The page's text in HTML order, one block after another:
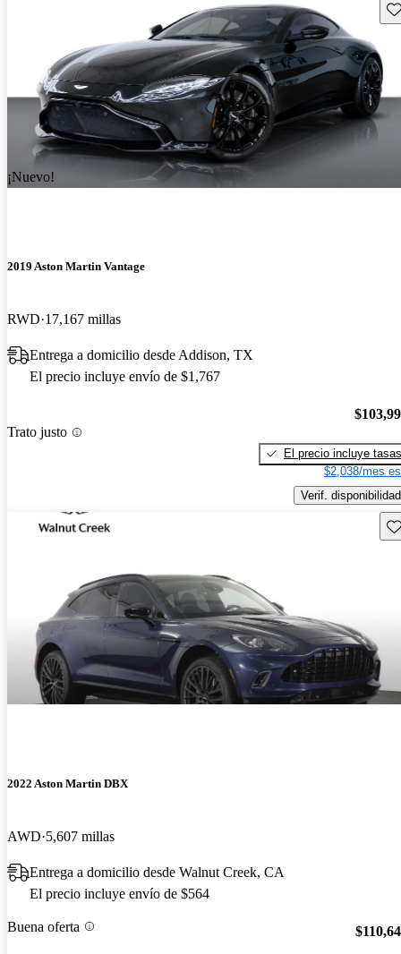
¡Nuevo!
2019 Aston Martin Vantage
RWD 17,167 millas
Entrega a domicilio desde Addison, TX
El precio incluye envío de $1,767
Trato justo
El precio incluye tasas
$2,038/mes
Verif. disponibilidad
2022 Aston Martin DBX
AWD 5,607 millas
Entrega a domicilio desde Walnut Creek, CA
El precio incluye envío de $564
Buena oferta